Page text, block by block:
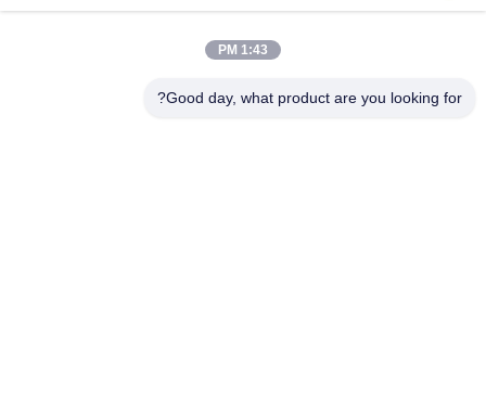
1:43 PM
Good day, what product are you looking for?